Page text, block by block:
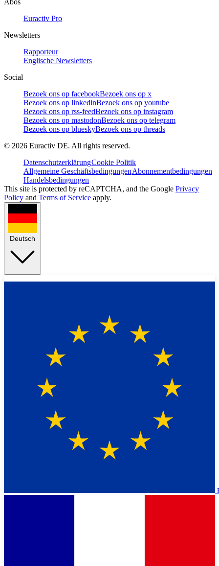
Abos
Euractiv Pro
Newsletters
Rapporteur
Englische Newsletters
Social
Bezoek ons op facebookBezoek ons op x
Bezoek ons op linkedinBezoek ons op youtube
Bezoek ons op rss-feedBezoek ons op instagram
Bezoek ons op mastodonBezoek ons op telegram
Bezoek ons op blueskyBezoek ons op threads
© 2026 Euractiv DE. All rights reserved.
DatenschutzerklärungCookie Politik
Allgemeine GeschäftsbedingungenAbonnementbedingungen
Handelsbedingungen
This site is protected by reCAPTCHA, and the Google Privacy
Policy and Terms of Service apply.
Deutsch